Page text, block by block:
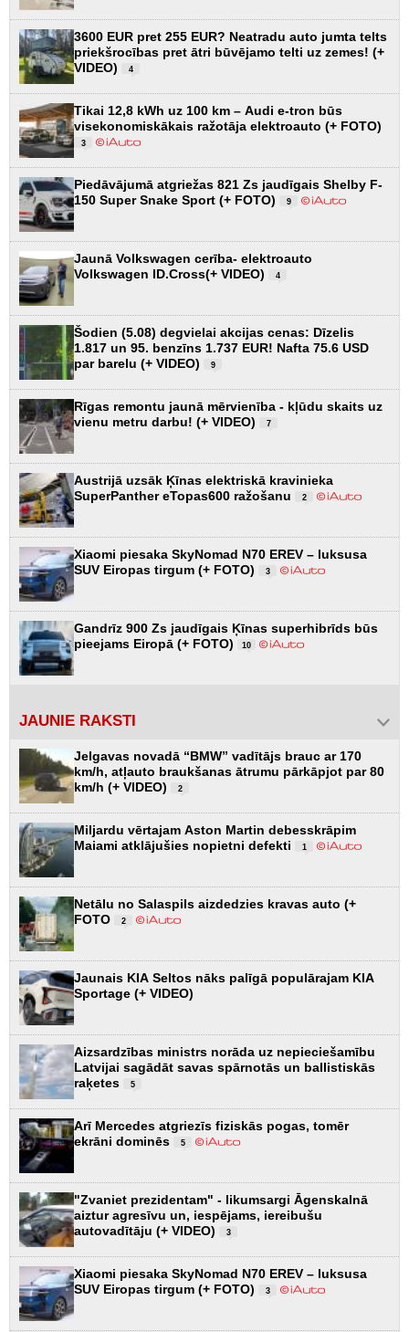
3600 EUR pret 255 EUR? Neatradu auto jumta telts
priekšrocības pret ātri būvējamo telti uz zemes! (+
VIDEO)
4
Tikai 12,8 kWh uz 100 km – Audi e-tron būs
visekonomiskākais ražotāja elektroauto (+ FOTO)
3
Piedāvājumā atgriežas 821 Zs jaudīgais Shelby F-
150 Super Snake Sport (+ FOTO)
9
Jaunā Volkswagen cerība- elektroauto
Volkswagen ID.Cross(+ VIDEO)
4
Šodien (5.08) degvielai akcijas cenas: Dīzelis
1.817 un 95. benzīns 1.737 EUR! Nafta 75.6 USD
par barelu (+ VIDEO)
9
Rīgas remontu jaunā mērvienība - kļūdu skaits uz
vienu metru darbu! (+ VIDEO)
7
Austrijā uzsāk Ķīnas elektriskā kravinieka
SuperPanther eTopas600 ražošanu
2
Xiaomi piesaka SkyNomad N70 EREV – luksusa
SUV Eiropas tirgum (+ FOTO)
3
Gandrīz 900 Zs jaudīgais Ķīnas superhibrīds būs
pieejams Eiropā (+ FOTO)
10
JAUNIE RAKSTI
Jelgavas novadā “BMW” vadītājs brauc ar 170
km/h, atļauto braukšanas ātrumu pārkāpjot par 80
km/h (+ VIDEO)
2
Miljardu vērtajam Aston Martin debesskrāpim
Maiami atklājušies nopietni defekti
1
Netālu no Salaspils aizdedzies kravas auto (+
FOTO
2
Jaunais KIA Seltos nāks palīgā populārajam KIA
Sportage (+ VIDEO)
Aizsardzības ministrs norāda uz nepieciešamību
Latvijai sagādāt savas spārnotās un ballistiskās
raķetes
5
Arī Mercedes atgriezīs fiziskās pogas, tomēr
ekrāni dominēs
5
"Zvaniet prezidentam" - likumsargi Āgenskalnā
aiztur agresīvu un, iespējams, iereibušu
autovadītāju (+ VIDEO)
3
Xiaomi piesaka SkyNomad N70 EREV – luksusa
SUV Eiropas tirgum (+ FOTO)
3